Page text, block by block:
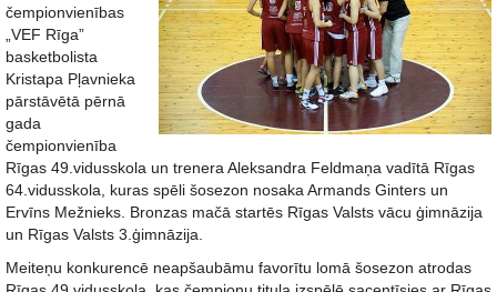
čempionvienības
„VEF Rīga”
basketbolista
Kristapa Pļavnieka
pārstāvētā pērnā
gada
čempionvienība
Rīgas 49.vidusskola un trenera Aleksandra Feldmaņa vadītā Rīgas
64.vidusskola, kuras spēli šosezon nosaka Armands Ginters un
Ervīns Mežnieks. Bronzas mačā startēs Rīgas Valsts vācu ģimnāzija
un Rīgas Valsts 3.ģimnāzija.
Meiteņu konkurencē neapšaubāmu favorītu lomā šosezon atrodas